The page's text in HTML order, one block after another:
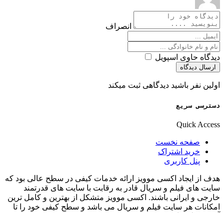
انصراف
دیدگاه حاوی اسپویل
ارسال دیدگاه
اولین نفر باشید دیدگاهی ثبت میکند
دسترسی سریع
Quick Access
صفحه نخست
خرید اشتراک
پنل کاربری
هدف از ایجاد اکسی موویز ارائه خدمات کیفی در سطح عالی بود که
سایت های فیلم و سریال قادر به رقابت با سایت های قدرتمند
خارجی و ایرانی باشند. اکسی موویز متشکل از بهترین و کامل ترین
امکانات هر سایت فیلم و سریال می باشد و سطح کیفی خود را تا